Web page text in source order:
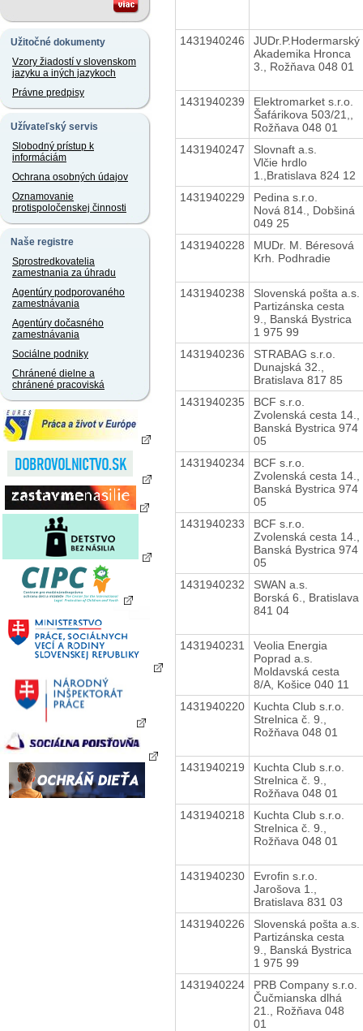
Užitočné dokumenty
Vzory žiadostí v slovenskom
jazyku a iných jazykoch
Právne predpisy
Užívateľský servis
Slobodný prístup k
informáciám
Ochrana osobných údajov
Oznamovanie
protispoločenskej činnosti
Naše registre
Sprostredkovatelia
zamestnania za úhradu
Agentúry podporovaného
zamestnávania
Agentúry dočasného
zamestnávania
Sociálne podniky
Chránené dielne a
chránené pracoviská
1431940246
JUDr.P.Hodermarský
Akademika Hronca
3., Rožňava 048 01
1431940239
Elektromarket s.r.o.
Šafárikova 503/21,,
Rožňava 048 01
1431940247
Slovnaft a.s.
Vlčie hrdlo
1.,Bratislava 824 12
1431940229
Pedina s.r.o.
Nová 814., Dobšiná
049 25
1431940228
MUDr. M. Béresová
Krh. Podhradie
1431940238
Slovenská pošta a.s.
Partizánska cesta
9., Banská Bystrica
1 975 99
1431940236
STRABAG s.r.o.
Dunajská 32.,
Bratislava 817 85
1431940235
BCF s.r.o.
Zvolenská cesta 14.,
Banská Bystrica 974
05
1431940234
BCF s.r.o.
Zvolenská cesta 14.,
Banská Bystrica 974
05
1431940233
BCF s.r.o.
Zvolenská cesta 14.,
Banská Bystrica 974
05
1431940232
SWAN a.s.
Borská 6., Bratislava
841 04
1431940231
Veolia Energia
Poprad a.s.
Moldavská cesta
8/A, Košice 040 11
1431940220
Kuchta Club s.r.o.
Strelnica č. 9.,
Rožňava 048 01
1431940219
Kuchta Club s.r.o.
Strelnica č. 9.,
Rožňava 048 01
1431940218
Kuchta Club s.r.o.
Strelnica č. 9.,
Rožňava 048 01
1431940230
Evrofin s.r.o.
Jarošova 1.,
Bratislava 831 03
1431940226
Slovenská pošta a.s.
Partizánska cesta
9., Banská Bystrica
1 975 99
1431940224
PRB Company s.r.o.
Čučmianska dlhá
21., Rožňava 048
01